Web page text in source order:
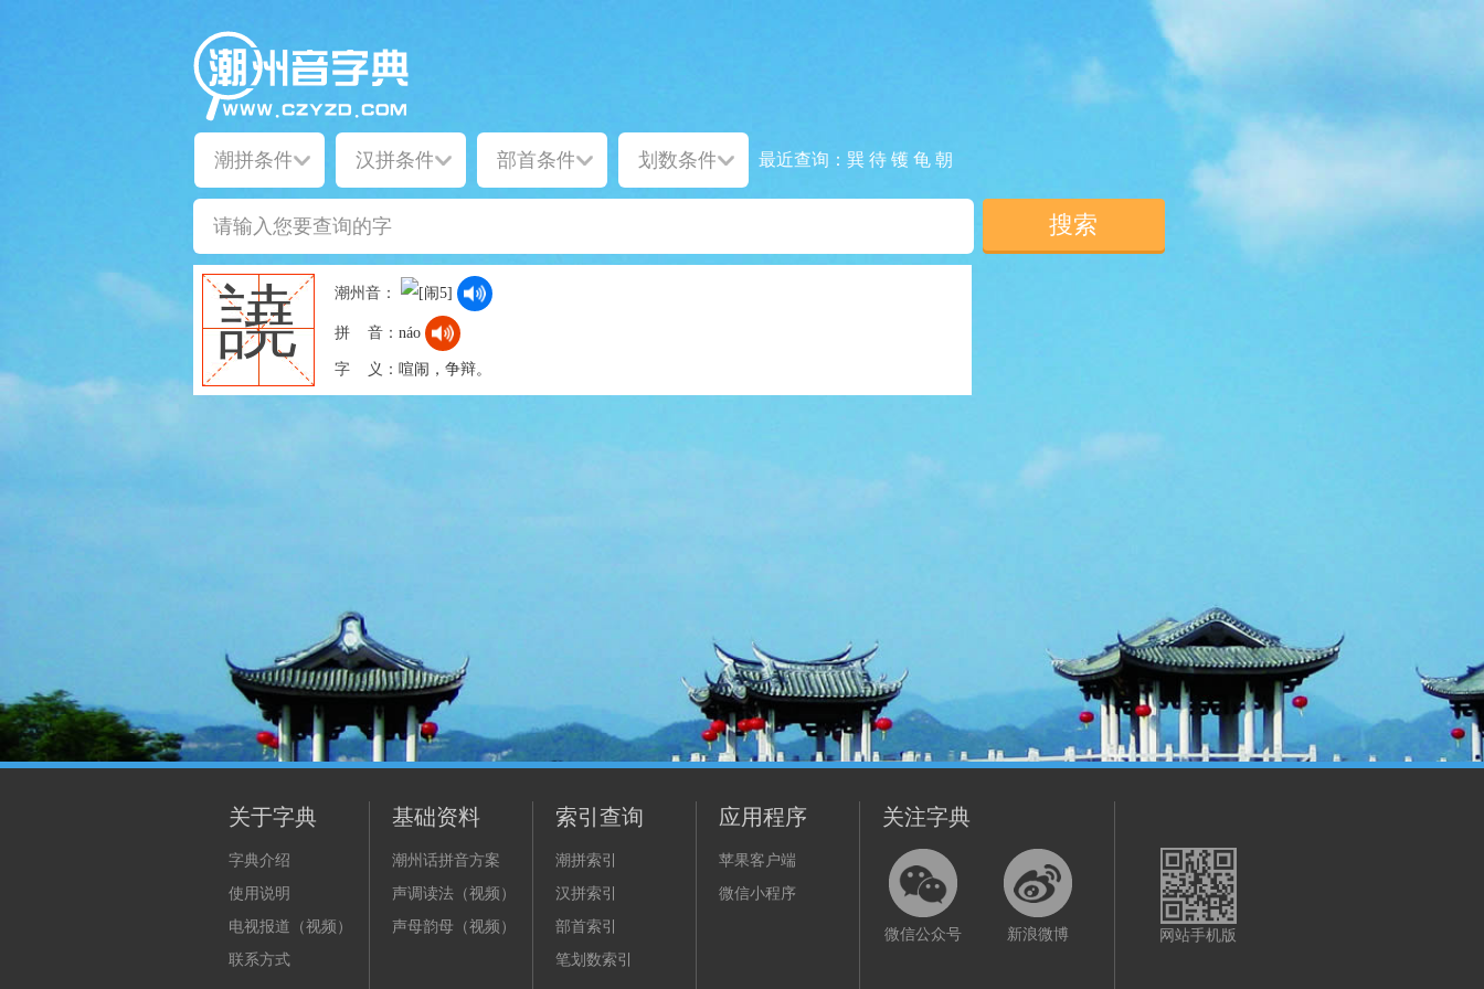
最近查询： 巽 待 镬 龟 朝
譊 潮州音：
拼 音： náo
字 义： 喧闹，争辩。
关于字典
字典介绍
使用说明
电视报道（视频）
联系方式
基础资料
潮州话拼音方案
声调读法（视频）
声母韵母（视频）
索引查询
潮拼索引
汉拼索引
部首索引
笔划数索引
应用程序
苹果客户端
微信小程序
关注字典
微信公众号 新浪微博 网站手机版